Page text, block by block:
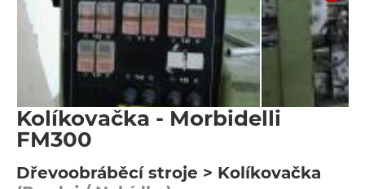
Kolíkovačka - Morbidelli
FM300
Dřevoobráběcí stroje > Kolíkovačka